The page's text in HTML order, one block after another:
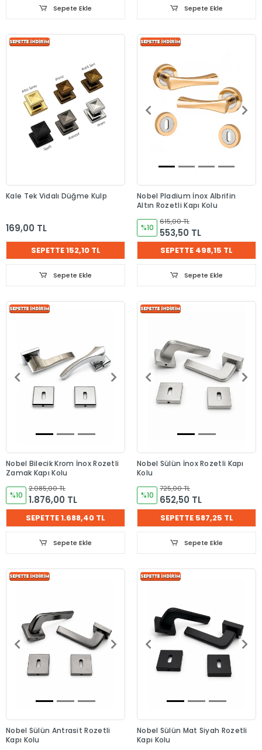
Sepete Ekle Sepete Ekle
Kale Tek Vidalı Düğme Kulp
169,00 TL
SEPETTE 152,10 TL
Sepete Ekle
Nobel Pladium İnox Albrifin
Altın Rozetli Kapı Kolu
%10
615,00 TL
553,50 TL
SEPETTE 498,15 TL
Sepete Ekle
Nobel Bilecik Krom İnox Rozetli
Zamak Kapı Kolu
%10
2.085,00 TL
1.876,00 TL
SEPETTE 1.688,40 TL
Sepete Ekle
Nobel Sülün İnox Rozetli Kapı
Kolu
%10
725,00 TL
652,50 TL
SEPETTE 587,25 TL
Sepete Ekle
Nobel Sülün Antrasit Rozetli
Kapı Kolu
Nobel Sülün Mat Siyah Rozetli
Kapı Kolu